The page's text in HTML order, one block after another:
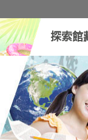
探索館